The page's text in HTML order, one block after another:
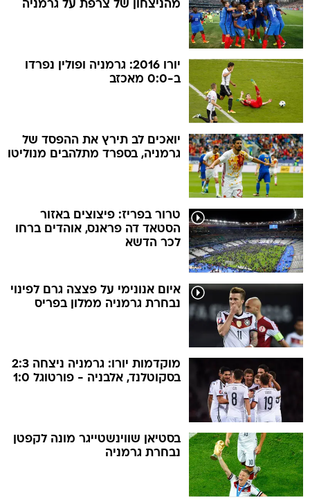
מהניצחון של צרפת על גרמניה
יורו 2016: גרמניה ופולין נפרדו
ב-0:0 מאכזב
יואכים לב תירץ את ההפסד של
גרמניה, בספרד מתלהבים מנוליטו
טרור בפריז: פיצוצים באזור
הסטאד דה פראנס, אוהדים ברחו
לכר הדשא
איום אנונימי על פצצה גרם לפינוי
נבחרת גרמניה ממלון בפריס
מוקדמות יורו: גרמניה ניצחה 2:3
בסקוטלנד, אלבניה - פורטוגל 1:0
בסטיאן שווינשטייגר מונה לקפטן
נבחרת גרמניה